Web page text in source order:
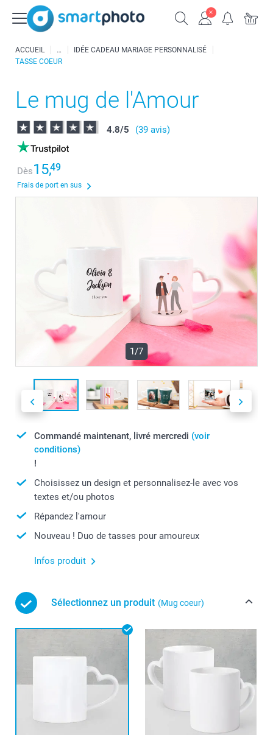
ACCUEIL
IDÉE CADEAU MARIAGE PERSONNALISÉ
TASSE COEUR
Le mug de l'Amour
4.8/5 (39 avis)
Dès15,49
Frais de port en sus
1/7
Commandé maintenant, livré mercredi (voir
conditions)
!
Choisissez un design et personnalisez-le avec vos
textes et/ou photos
Répandez l'amour
Nouveau ! Duo de tasses pour amoureux
Infos produit
Sélectionnez un produit (Mug coeur)